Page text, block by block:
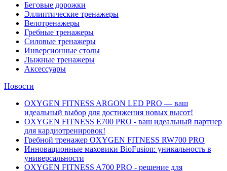
Беговые дорожки
Эллиптические тренажеры
Велотренажеры
Гребные тренажеры
Силовые тренажеры
Инверсионные столы
Лыжные тренажеры
Аксессуары
Новости
OXYGEN FITNESS ARGON LED PRO — ваш
идеальный выбор для достижения новых высот!
OXYGEN FITNESS E700 PRO - ваш идеальный партнер
для кардиотренировок!
Гребной тренажер OXYGEN FITNESS RW700 PRO
Инновационные маховики BioFusion: уникальность в
универсальности
OXYGEN FITNESS A700 PRO - решение для